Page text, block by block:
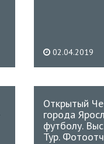
02.04.2019
Открытый
города
футболу.
Тур.